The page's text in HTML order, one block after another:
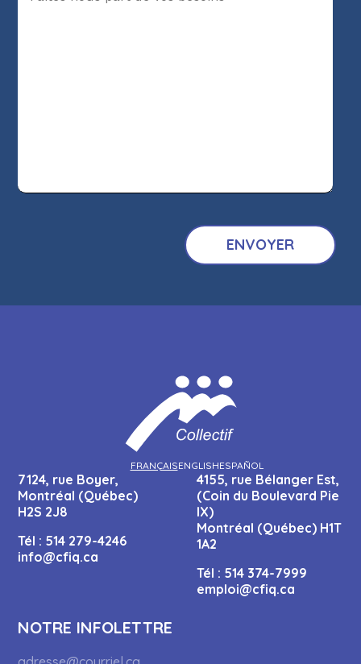
FRANÇAISENGLISHESPAÑOL
7124, rue Boyer,
Montréal (Québec)
H2S 2J8
Tél : 514 279-4246
info@cfiq.ca
4155, rue Bélanger Est,
(Coin du Boulevard Pie
IX)
Montréal (Québec) H1T
1A2
Tél : 514 374-7999
emploi@cfiq.ca
NOTRE INFOLETTRE